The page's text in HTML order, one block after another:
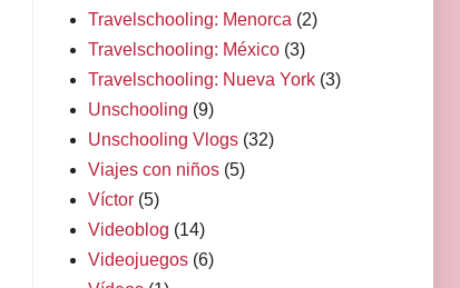
Travelschooling: Menorca (2)
Travelschooling: México (3)
Travelschooling: Nueva York (3)
Unschooling (9)
Unschooling Vlogs (32)
Viajes con niños (5)
Víctor (5)
Videoblog (14)
Videojuegos (6)